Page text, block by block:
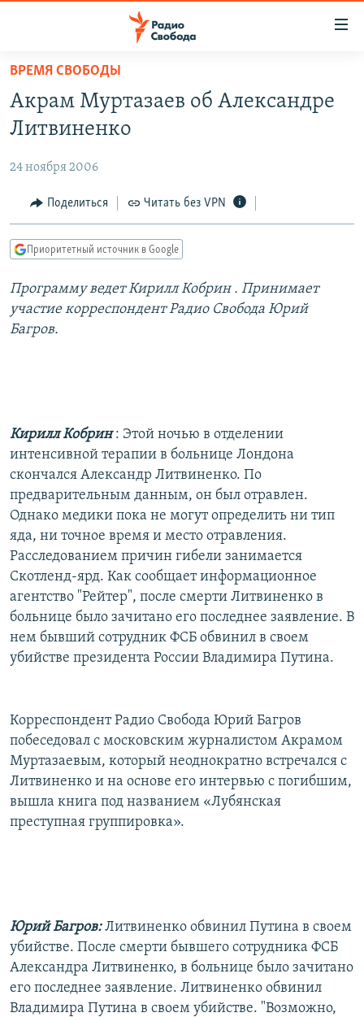
упрощенного
доступа
Вернуться
основному
Вернутся
главной
навигации
Вернутся
поиску
ПОДКАСТЫ
ЦИТАТЫ СВОБОДЫ
МНЕНИЯ
IDEL.РЕАЛИИ
КАВКАЗ.РЕАЛИИ
СЕВЕР.РЕАЛИИ
СОЦИАЛЬНЫЕ СЕТИ
Все сайты РСЕ/РС
ВРЕМЯ СВОБОДЫ
Акрам Муртазаев об Александре
Литвиненко
24 ноября 2006
Поделиться Читать без VPN
Приоритетный источник в Google
Программу ведетКирилл Кобрин . Принимает
участие корреспондент Радио Свобода Юрий
Багров.
Кирилл Кобрин: Этой ночью в отделении
интенсивной терапии в больнице Лондона
скончался Александр Литвиненко. По
предварительным данным, он был отравлен.
Однако медики пока не могут определить ни тип
яда, ни точное время и место отравления.
Расследованием причин гибели занимается
Скотленд-ярд. Как сообщает информационное
агентство "Рейтер", после смерти Литвиненко в
больнице было зачитано его последнее заявление. В
нем бывший сотрудник ФСБ обвинил в своем
убийстве президента России Владимира Путина.
Корреспондент Радио Свобода Юрий Багров
побеседовал с московским журналистом Акрамом
Муртазаевым, который неоднократно встречался с
Литвиненко и на основе его интервью с погибшим,
вышла книга под названием «Лубянская
преступная группировка».
Юрий Багров:Литвиненко обвинил Путина в своем
убийстве. После смерти бывшего сотрудника ФСБ
Александра Литвиненко, в больнице было зачитано
его последнее заявление. Литвиненко обвинил
Владимира Путина в своем убийстве. "Возможно,